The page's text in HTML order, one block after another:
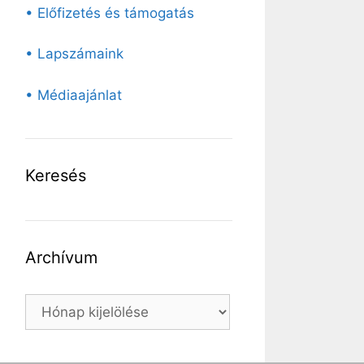
• Előfizetés és támogatás
• Lapszámaink
• Médiaajánlat
Keresés
Archívum
Archívum